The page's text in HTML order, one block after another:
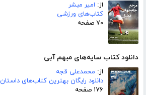
از: امیر مبشر
کتاب‌های ورزشی
۷۰ صفحه
دانلود کتاب سایه‌های مبهم آبی
از: محمدعلی قجه
دانلود رایگان بهترین کتاب‌های داستان
۱۷۶ صفحه